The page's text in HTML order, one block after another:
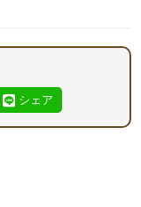
シェア